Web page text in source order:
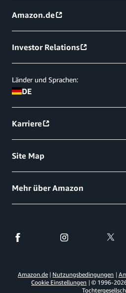
Amazon.de
Investor Relations
Länder und Sprachen:
DE
Karriere
Site Map
Mehr über Amazon
Amazon.de Nutzungsbedingungen
Cookie Einstellungen
© 1996-